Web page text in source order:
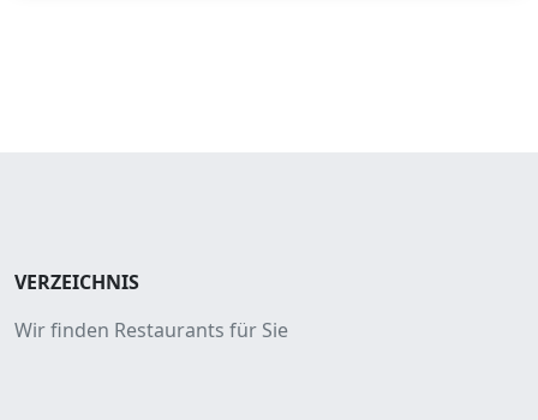
VERZEICHNIS
Wir finden Restaurants für Sie